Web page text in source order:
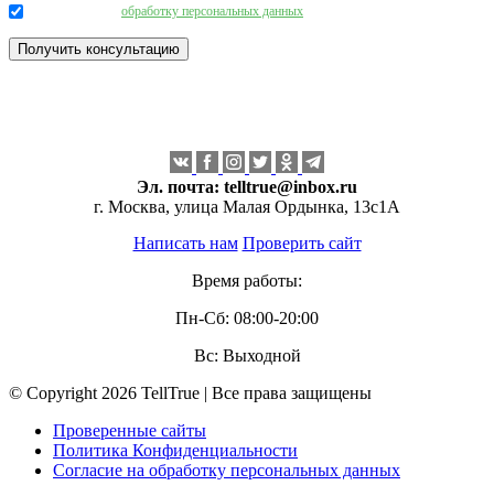
обработку персональных данных
Эл. почта: telltrue@inbox.ru
г. Москва, улица Малая Ордынка, 13с1А
Написать нам Проверить сайт
Время работы:
Пн-Сб: 08:00-20:00
Вс: Выходной
© Copyright 2026 TellTrue | Все права защищены
Проверенные сайты
Политика Конфиденциальности
Согласие на обработку персональных данных